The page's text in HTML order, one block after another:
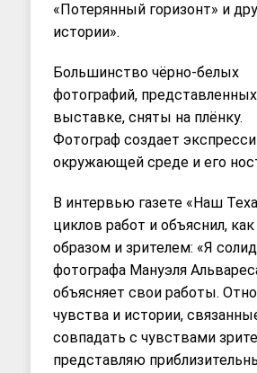
«Потерянный горизонт» и
истории».
Большинство чёрно-белых
фотографий,
выставке, сняты на плёнку.
Фотограф создает
окружающей среде и его
В интервью газете «Наш
циклов работ и объяснил,
образом и зрителем: «Я
фотографа Мануэля
объясняет свои работы.
чувства и истории,
совпадать с чувствами
представляю